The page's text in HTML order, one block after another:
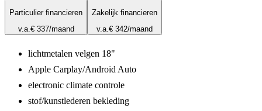
Particulier financieren
v.a.€ 337/maand
Zakelijk financieren
v.a.€ 342/maand
lichtmetalen velgen 18"
Apple Carplay/Android Auto
electronic climate controle
stof/kunstlederen bekleding